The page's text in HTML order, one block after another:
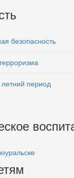
безопасность
период